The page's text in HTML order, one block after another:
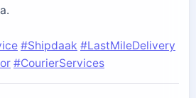
#Shipdaak #LastMileDelivery
#CourierServices